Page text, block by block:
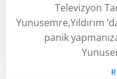
Televizyon
Yunusemre,Yıldırım
panik